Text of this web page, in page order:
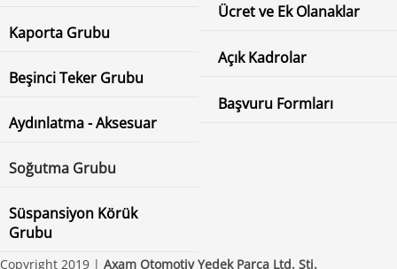
Kaporta Grubu
Beşinci Teker Grubu
Aydınlatma - Aksesuar
Soğutma Grubu
Süspansiyon Körük
Grubu
Ücret ve Ek Olanaklar
Açık Kadrolar
Başvuru Formları
Copyright 2019 | Axam Otomotiv Yedek Parça Ltd. Şti.